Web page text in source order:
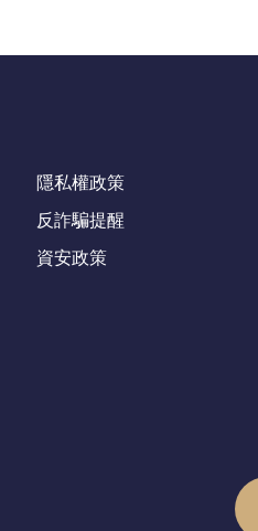
隱私權政策
反詐騙提醒
資安政策